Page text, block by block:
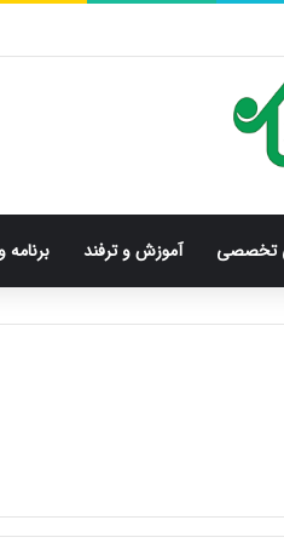
تخصصی آموزش و ترفند برنامه